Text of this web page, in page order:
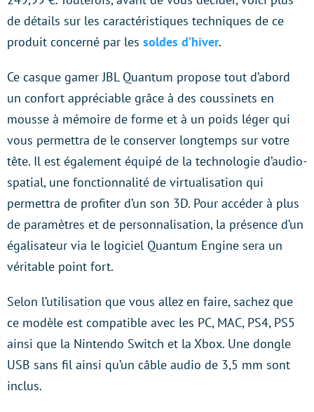
de détails sur les caractéristiques techniques de ce
produit concerné par les soldes d’hiver.
Ce casque gamer JBL Quantum propose tout d’abord
un confort appréciable grâce à des coussinets en
mousse à mémoire de forme et à un poids léger qui
vous permettra de le conserver longtemps sur votre
tête. Il est également équipé de la technologie d’audio-
spatial, une fonctionnalité de virtualisation qui
permettra de profiter d’un son 3D. Pour accéder à plus
de paramètres et de personnalisation, la présence d’un
égalisateur via le logiciel Quantum Engine sera un
véritable point fort.
Selon l’utilisation que vous allez en faire, sachez que
ce modèle est compatible avec les PC, MAC, PS4, PS5
ainsi que la Nintendo Switch et la Xbox. Une dongle
USB sans fil ainsi qu’un câble audio de 3,5 mm sont
inclus.